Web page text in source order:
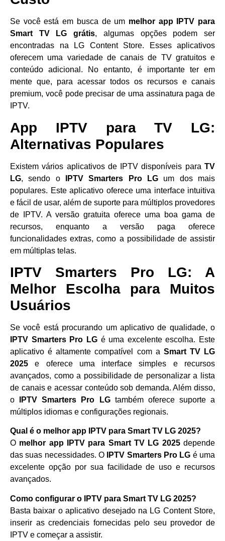
Se você está em busca de um melhor app IPTV para
Smart TV LG grátis, algumas opções podem ser
encontradas na LG Content Store. Esses aplicativos
oferecem uma variedade de canais de TV gratuitos e
conteúdo adicional. No entanto, é importante ter em
mente que, para acessar todos os recursos e canais
premium, você pode precisar de uma assinatura paga de
IPTV.
App IPTV para TV LG:
Alternativas Populares
Existem vários aplicativos de IPTV disponíveis para TV
LG, sendo o IPTV Smarters Pro LG um dos mais
populares. Este aplicativo oferece uma interface intuitiva
e fácil de usar, além de suporte para múltiplos provedores
de IPTV. A versão gratuita oferece uma boa gama de
recursos, enquanto a versão paga oferece
funcionalidades extras, como a possibilidade de assistir
em múltiplas telas.
IPTV Smarters Pro LG: A
Melhor Escolha para Muitos
Usuários
Se você está procurando um aplicativo de qualidade, o
IPTV Smarters Pro LGé uma excelente escolha. Este
aplicativo é altamente compatível com a Smart TV LG
2025 e oferece uma interface simples e recursos
avançados, como a possibilidade de personalizar a lista
de canais e acessar conteúdo sob demanda. Além disso,
o
IPTV Smarters Pro LGtambém oferece suporte a
múltiplos idiomas e configurações regionais.
Qual é o melhor app IPTV para Smart TV LG 2025?
O melhor app IPTV para Smart TV LG 2025depende
das suas necessidades. O
IPTV Smarters Pro LG é uma
excelente opção por sua facilidade de uso e recursos
avançados.
Como configurar o IPTV para Smart TV LG 2025?
Basta baixar o aplicativo desejado na LG Content Store,
inserir as credenciais fornecidas pelo seu provedor de
IPTV e começar a assistir.